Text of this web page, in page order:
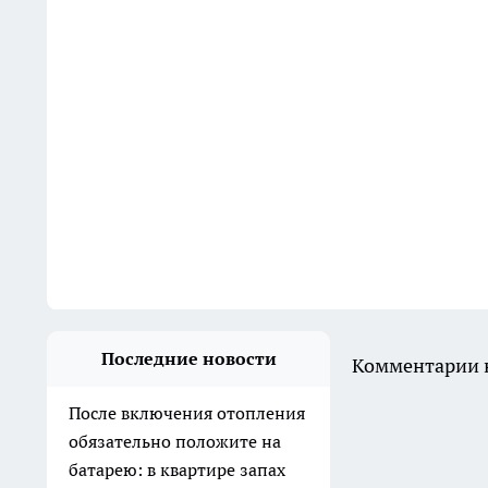
Последние новости
После включения отопления
обязательно положите на
батарею: в квартире запах
Комментарии